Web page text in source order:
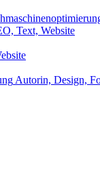
Text, Website
Autorin, Design,